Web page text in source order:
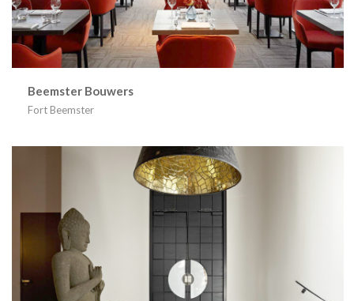
Beemster Bouwers
Fort Beemster